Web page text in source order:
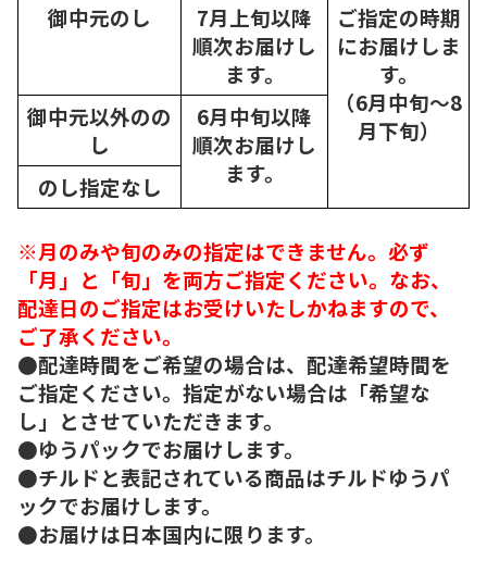
御中元のし
7月上旬以降
順次お届けし
ます。
ご指定の時期
にお届けしま
す。
（6月中旬～8
月下旬）
御中元以外のの
し
6月中旬以降
順次お届けし
ます。
のし指定なし
※月のみや旬のみの指定はできません。必ず
「月」と「旬」を両方ご指定ください。なお、
配達日のご指定はお受けいたしかねますので、
ご了承ください。
●配達時間をご希望の場合は、配達希望時間を
ご指定ください。指定がない場合は「希望な
し」とさせていただきます。
●ゆうパックでお届けします。
●チルドと表記されている商品はチルドゆうパ
ックでお届けします。
●お届けは日本国内に限ります。